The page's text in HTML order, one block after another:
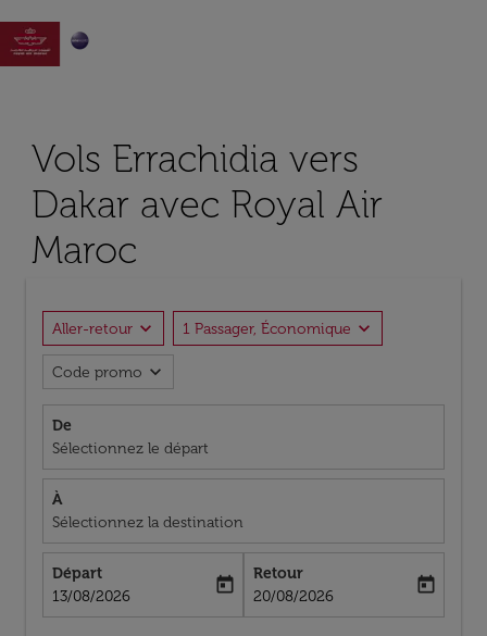

Vols Errachidia vers
Dakar avec Royal Air
Maroc
Aller-retour expand_more 1 Passager, Économique expand_more
Code promo expand_more
De
Sélectionnez le départ
À
Sélectionnez la destination
Départ
fc-booking-departure-date-aria-label
13/08/2026
today
Retour
fc-booking-return-date-aria-label
20/08/2026
today